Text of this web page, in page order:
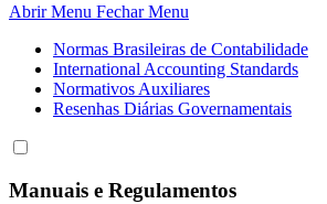
Abrir Menu Fechar Menu
Normas Brasileiras de Contabilidade
International Accounting Standards
Normativos Auxiliares
Resenhas Diárias Governamentais
Manuais e Regulamentos